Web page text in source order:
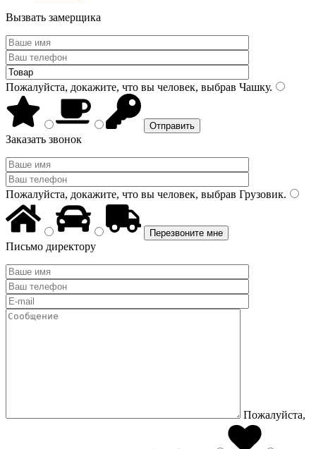
Вызвать замерщика
Пожалуйста, докажите, что вы человек, выбрав Чашку.
Заказать звонок
Пожалуйста, докажите, что вы человек, выбрав Грузовик.
Письмо директору
Пожалуйста,